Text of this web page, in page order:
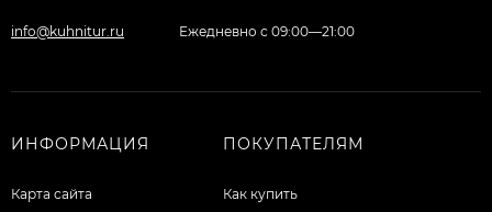
info@kuhnitur.ru Ежедневно с 09:00—21:00
ИНФОРМАЦИЯ
Карта сайта
ПОКУПАТЕЛЯМ
Как купить